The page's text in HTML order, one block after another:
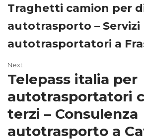
Traghetti camion per
autotrasporto – Servizi
autotrasportatori a
Next
Telepass italia per
autotrasportatori
terzi – Consulenza
autotrasporto a